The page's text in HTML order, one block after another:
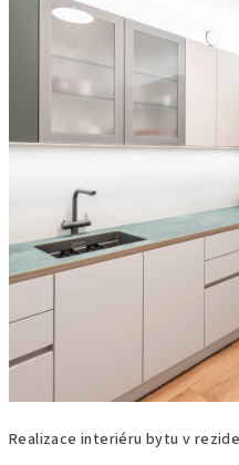
Realizace interiéru bytu v